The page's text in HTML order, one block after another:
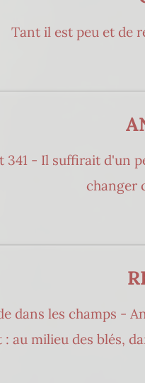
Tant il est peu et de
341 - Il suffirait d'un
changer
dans les champs -
: au milieu des blés,